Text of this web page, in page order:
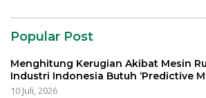
Popular Post
Menghitung Kerugian Akibat Mesin
Industri Indonesia Butuh ‘Predictive
10 Juli, 2026